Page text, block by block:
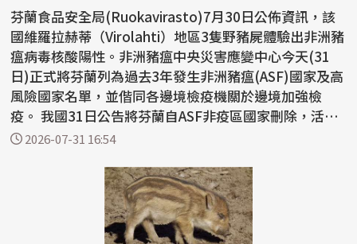
芬蘭食品安全局(Ruokavirasto)7月30日公佈資訊，該
國維羅拉赫蒂（Virolahti）地區3隻野豬屍體驗出非洲豬
瘟病毒核酸陽性。非洲豬瘟中央災害應變中心今天(31
日)正式將芬蘭列為過去3年發生非洲豬瘟(ASF)國家及高
風險國家名單，並偕同各邊境檢疫機關於邊境加強檢
疫。 我國31日公告將芬蘭自ASF非疫區國家刪除，活豬
及豬肉...
2026-07-31 16:54